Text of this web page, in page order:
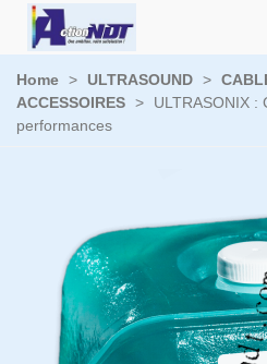
Home > ULTRASOUND >
ACCESSOIRES >
ULTRASONIX :
performances